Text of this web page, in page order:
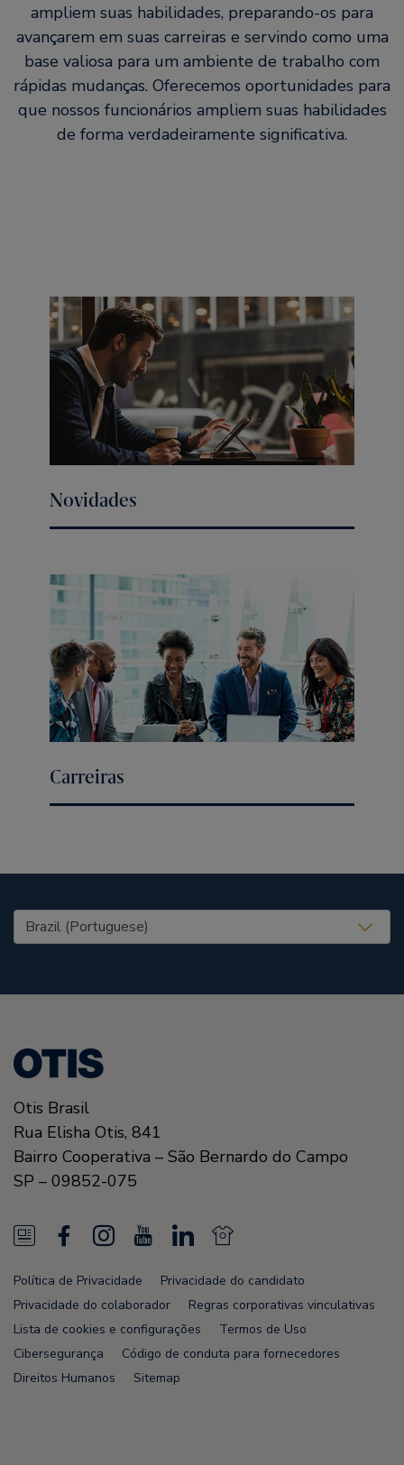
ampliem suas habilidades, preparando-os para
avançarem em suas carreiras e servindo como uma
base valiosa para um ambiente de trabalho com
rápidas mudanças. Oferecemos oportunidades para
que nossos funcionários ampliem suas habilidades
de forma verdadeiramente significativa.
Novidades
Carreiras
United States (EN)
Otis Brasil
Rua Elisha Otis, 841
Bairro Cooperativa – São Bernardo do Campo
SP – 09852-075
N
e
w
s
F
a
c
e
b
I
n
s
t
a
o
u
T
u
L
i
n
k
e
N
e
w
s
F
Política de Privacidade
Privacidade do candidato
Privacidade do colaborador
Regras corporativas vinculativas
Lista de cookies e configurações
Termos de Uso
Cibersegurança
Código de conduta para fornecedores
Direitos Humanos
Sitemap